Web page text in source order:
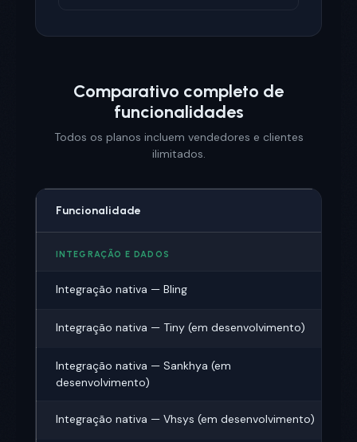
Comparativo completo de
funcionalidades
Todos os planos incluem vendedores e clientes
ilimitados.
Funcionalidade
INTEGRAÇÃO E DADOS
Integração nativa — Bling
Integração nativa — Tiny (em desenvolvimento)
Integração nativa — Sankhya (em
desenvolvimento)
Integração nativa — Vhsys (em desenvolvimento)